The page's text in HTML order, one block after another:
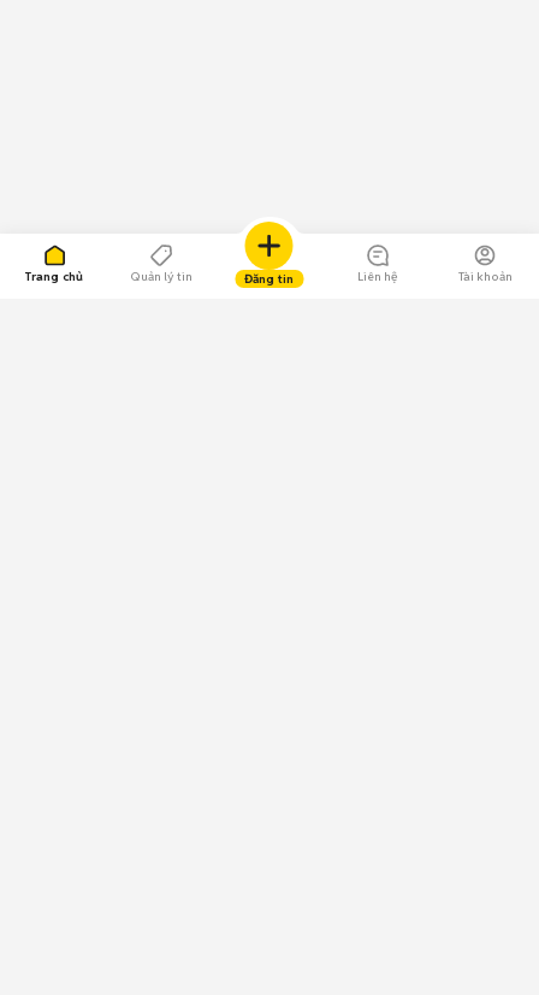
Trang chủ Quản lý tin Đăng tin Liên hệ Tài khoản